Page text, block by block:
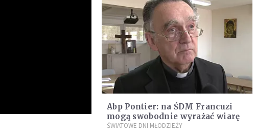
Abp Pontier: na ŚDM Francuzi
mogą swobodnie wyrażać wiarę
ŚWIATOWE DNI MŁODZIEŻY